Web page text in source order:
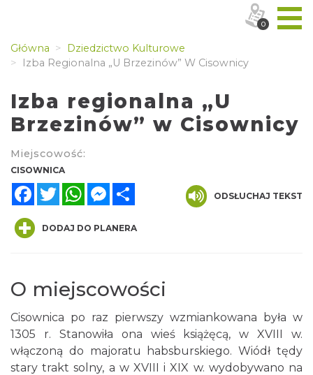
Główna
Dziedzictwo Kulturowe
Izba Regionalna „U Brzezinów” W Cisownicy
Izba regionalna „U
Brzezinów” w Cisownicy
Miejscowość:
CISOWNICA
FacebookTwitterWhatsAppMessenger
ODSŁUCHAJ TEKST
DODAJ DO PLANERA
O miejscowości
Cisownica po raz pierwszy wzmiankowana była w
1305 r. Stanowiła ona wieś książęcą, w XVIII w.
włączoną do majoratu habsburskiego. Wiódł tędy
stary trakt solny, a w XVIII i XIX w. wydobywano na
0